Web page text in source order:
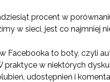
procent w
w sieci, jest co najmniej
Facebooka to boty, czyli
praktyce w niektórych
udostępnień i